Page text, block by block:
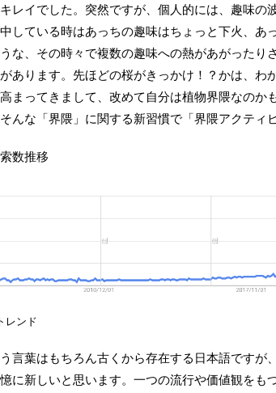
レイでした。突然ですが、個人的には、趣味の
している時はあっちの趣味はちょっと下火、あ
な、その時々で複数の趣味への熱があがったり
あります。先ほどの桜がきっかけ！？かは、わ
まってきまして、改めて自分は植物界隈なのか
んな「界隈」に関する新習慣で「界隈アクティ
数推移
レンド
う言葉はもちろん古くから存在する日本語ですが
に新しいと思います。一つの流行や価値観をも